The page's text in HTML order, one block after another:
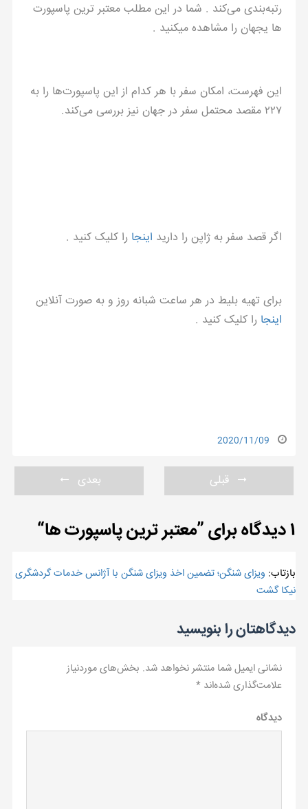
رتبه‌بندی می‌کند . شما در این مطلب معتبر ترین پاسپورت
ها یجهان را مشاهده میکنید .
این فهرست، امکان سفر با هر کدام از این پاسپورت‌ها را به
۲۲۷ مقصد محتمل سفر در جهان نیز بررسی می‌کند.
اگر قصد سفر به ژاپن را دارید اینجا را کلیک کنید .
برای تهیه بلیط در هر ساعت شبانه روز و به صورت آنلاین
اینجا را کلیک کنید .
2020/11/09
قبلی بعدی
۱ دیدگاه برای ” معتبر ترین پاسپورت ها“
بازتاب: ویزای شنگن؛ تضمین اخذ ویزای شنگن با آژانس خدمات گردشگری
نیکا گشت
دیدگاهتان را بنویسید
نشانی ایمیل شما منتشر نخواهد شد. بخش‌های موردنیاز
علامت‌گذاری شده‌اند *
دیدگاه